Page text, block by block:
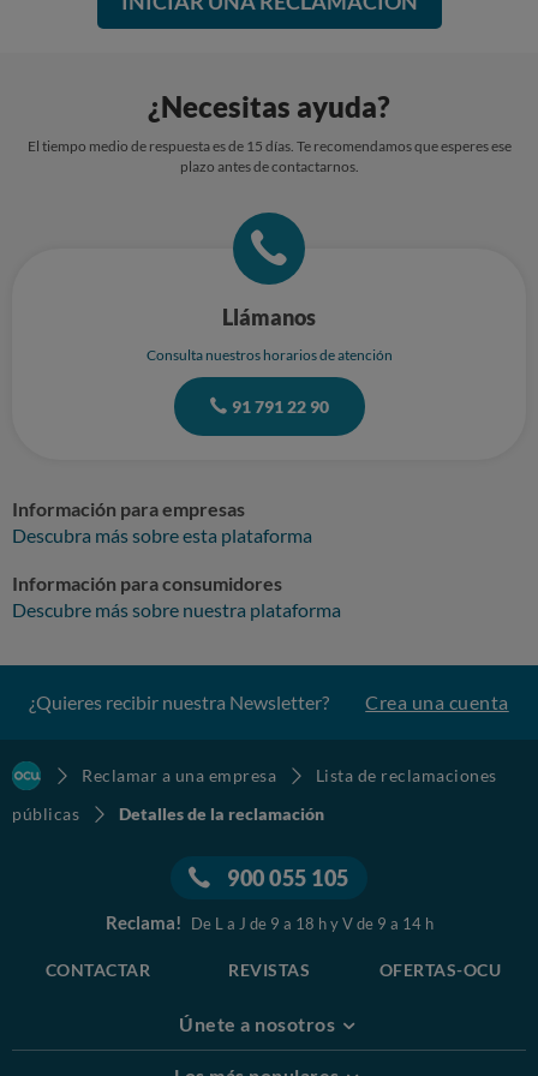
acceso, rectificación, portabilidad y supresión de sus datos y los de
se ajusta a la normativa vigente, podrá presentar una reclamación ante
la autoridad de control en www.aepd.es.
¿Necesitas ayuda?
El tiempo medio de respuesta es de 15 días. Te recomendamos que esperes ese
plazo antes de contactarnos.
Llámanos
Consulta nuestros horarios de atención
91 791 22 90
Información para empresas
Descubra más sobre esta plataforma
Información para consumidores
Descubre más sobre nuestra plataforma
¿Quieres recibir nuestra Newsletter? Crea una cuenta
Reclamar a una empresa
Lista de reclamaciones
públicas
Detalles de la reclamación
900 055 105
Reclama! De L a J de 9 a 18 h y V de 9 a 14 h
CONTACTAR REVISTAS OFERTAS-OCU
Únete a nosotros